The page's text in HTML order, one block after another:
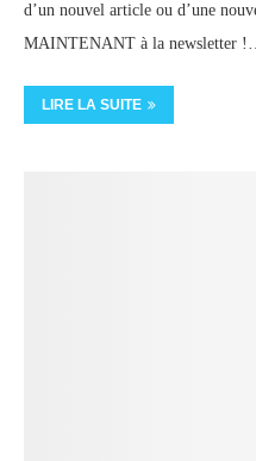
d’un nouvel article ou d’une
MAINTENANT à la newsletter
LIRE LA SUITE